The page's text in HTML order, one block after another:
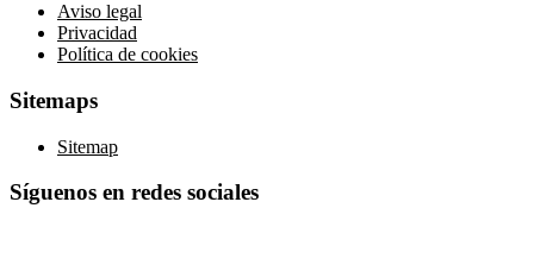
Aviso legal
Privacidad
Política de cookies
Sitemaps
Sitemap
Síguenos en redes sociales